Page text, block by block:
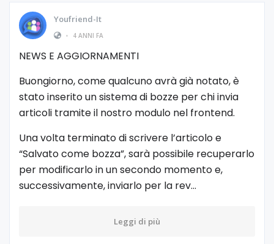
Youfriend-It
•
4 ANNI FA
NEWS E AGGIORNAMENTI
Buongiorno, come qualcuno avrà già notato, è
stato inserito un sistema di bozze per chi invia
articoli tramite il nostro modulo nel frontend.
Una volta terminato di scrivere l’articolo e
“Salvato come bozza”, sarà possibile recuperarlo
per modificarlo in un secondo momento e,
successivamente, inviarlo per la rev…
Leggi di più